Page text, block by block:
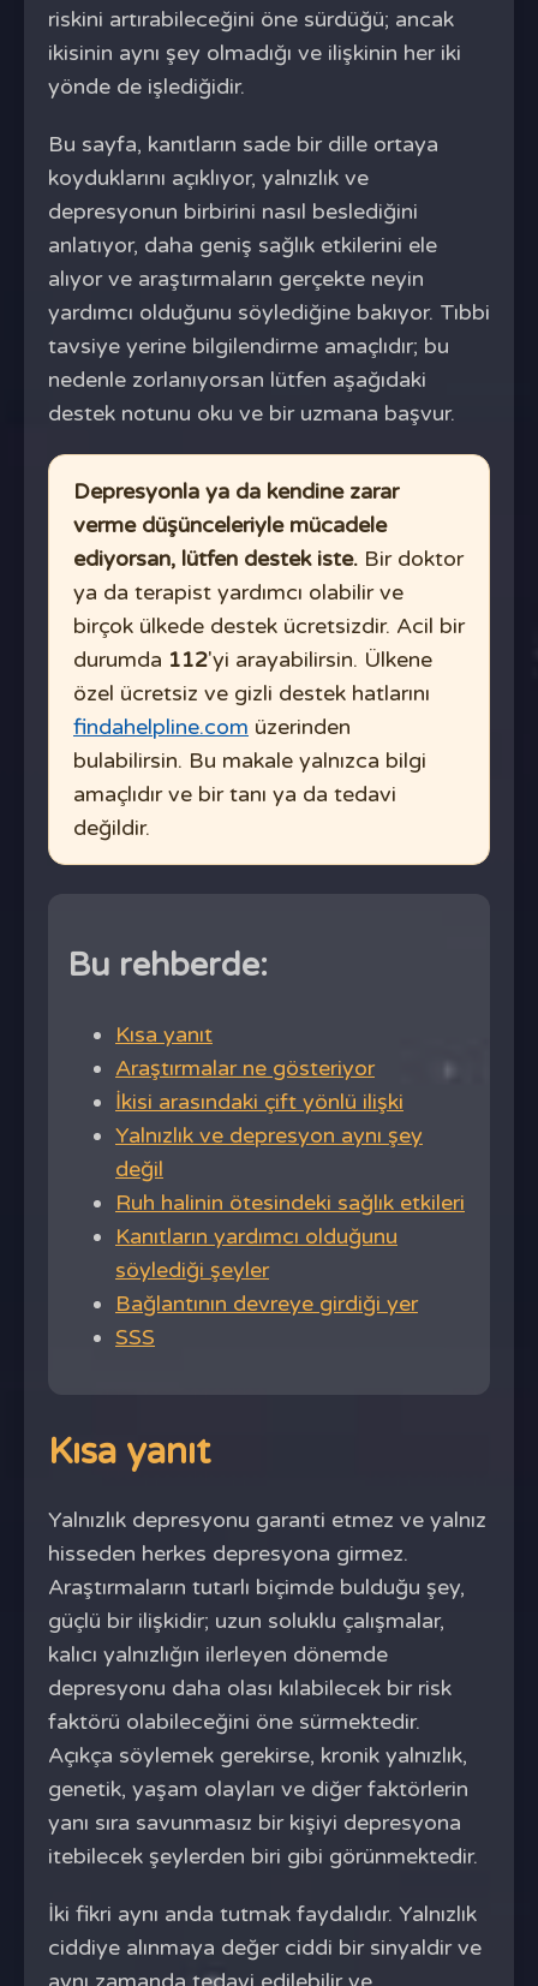
riskini artırabileceğini öne sürdüğü; ancak
ikisinin aynı şey olmadığı ve ilişkinin her iki
yönde de işlediğidir.
Bu sayfa, kanıtların sade bir dille ortaya
koyduklarını açıklıyor, yalnızlık ve
depresyonun birbirini nasıl beslediğini
anlatıyor, daha geniş sağlık etkilerini ele
alıyor ve araştırmaların gerçekte neyin
yardımcı olduğunu söylediğine bakıyor. Tıbbi
tavsiye yerine bilgilendirme amaçlıdır; bu
nedenle zorlanıyorsan lütfen aşağıdaki
destek notunu oku ve bir uzmana başvur.
Depresyonla ya da kendine zarar
verme düşünceleriyle mücadele
ediyorsan, lütfen destek iste. Bir doktor
ya da terapist yardımcı olabilir ve
birçok ülkede destek ücretsizdir. Acil bir
durumda 112'yi arayabilirsin. Ülkene
özel ücretsiz ve gizli destek hatlarını
findahelpline.com üzerinden
bulabilirsin. Bu makale yalnızca bilgi
amaçlıdır ve bir tanı ya da tedavi
değildir.
Bu rehberde:
Kısa yanıt
Araştırmalar ne gösteriyor
İkisi arasındaki çift yönlü ilişki
Yalnızlık ve depresyon aynı şey
değil
Ruh halinin ötesindeki sağlık etkileri
Kanıtların yardımcı olduğunu
söylediği şeyler
Bağlantının devreye girdiği yer
SSS
Kısa yanıt
Yalnızlık depresyonu garanti etmez ve yalnız
hisseden herkes depresyona girmez.
Araştırmaların tutarlı biçimde bulduğu şey,
güçlü bir ilişkidir; uzun soluklu çalışmalar,
kalıcı yalnızlığın ilerleyen dönemde
depresyonu daha olası kılabilecek bir risk
faktörü olabileceğini öne sürmektedir.
Açıkça söylemek gerekirse, kronik yalnızlık,
genetik, yaşam olayları ve diğer faktörlerin
yanı sıra savunmasız bir kişiyi depresyona
itebilecek şeylerden biri gibi görünmektedir.
İki fikri aynı anda tutmak faydalıdır. Yalnızlık
ciddiye alınmaya değer ciddi bir sinyaldir ve